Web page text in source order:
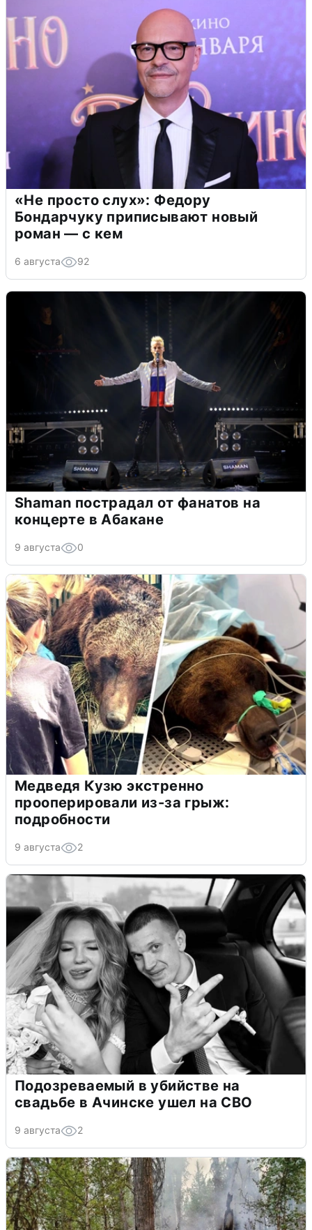
«Не просто слух»: Федору
Бондарчуку приписывают новый
роман — с кем
6 августа 92
Shaman пострадал от фанатов на
концерте в Абакане
9 августа 0
Медведя Кузю экстренно
прооперировали из-за грыж:
подробности
9 августа 2
Подозреваемый в убийстве на
свадьбе в Ачинске ушел на СВО
9 августа 2